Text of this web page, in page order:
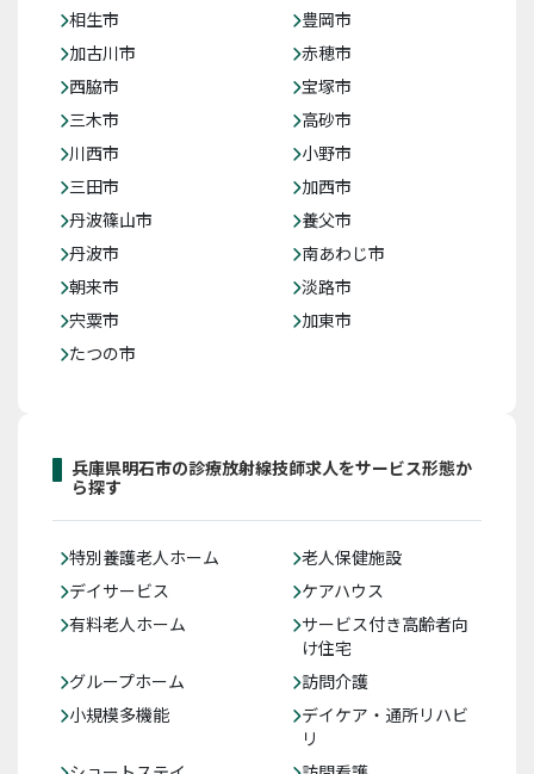
相生市
豊岡市
加古川市
赤穂市
西脇市
宝塚市
三木市
高砂市
川西市
小野市
三田市
加西市
丹波篠山市
養父市
丹波市
南あわじ市
朝来市
淡路市
宍粟市
加東市
たつの市
兵庫県明石市の診療放射線技師求人をサービス形態か
ら探す
特別養護老人ホーム
老人保健施設
デイサービス
ケアハウス
有料老人ホーム
サービス付き高齢者向
け住宅
グループホーム
訪問介護
小規模多機能
デイケア・通所リハビ
リ